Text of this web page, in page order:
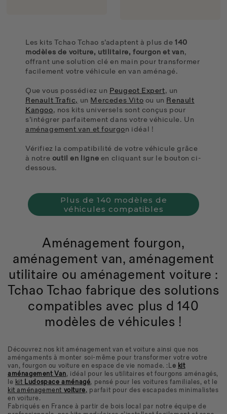
Les kits Tchao Tchao s’adaptent à plus de 140
modèles de voiture, utilitaire, fourgon et van,
offrant une solution clé en main pour transformer
facilement votre véhicule en van aménagé.
Que vous possédiez un Peugeot Expert, un
Renault Trafic, un Mercedes Vito ou un Renault
Kangoo, nos kits universels sont conçus pour
s’intégrer parfaitement dans votre véhicule. Un
aménagement van et fourgon idéal !
Vérifiez la compatibilité de votre véhicule grâce
à notre outil en ligne en cliquant sur le bouton ci-
dessous.
Plus de 140 modèles de
véhicules compatibles
Aménagement fourgon,
aménagement van, aménagement
utilitaire ou aménagement voiture :
Tchao Tchao fabrique des solutions
compatibles avec plus d 140
modèles de véhicules !
Découvrez nos kit aménagement van et voiture ainsi que nos
améngaments à monter soi-même pour transformer votre votre
van, fourgon ou voiture en espace de vie nomade. :Le kit
aménagement Van, idéal pour les utilitaires et fourgons aménagés,
le kit Ludospace aménagé, pensé pour les voitures familiales, et le
kit aménagement voiture, parfait pour des escapades minimalistes
en voiture.
Fabriqués en France à partir de bois local par notre équipe de